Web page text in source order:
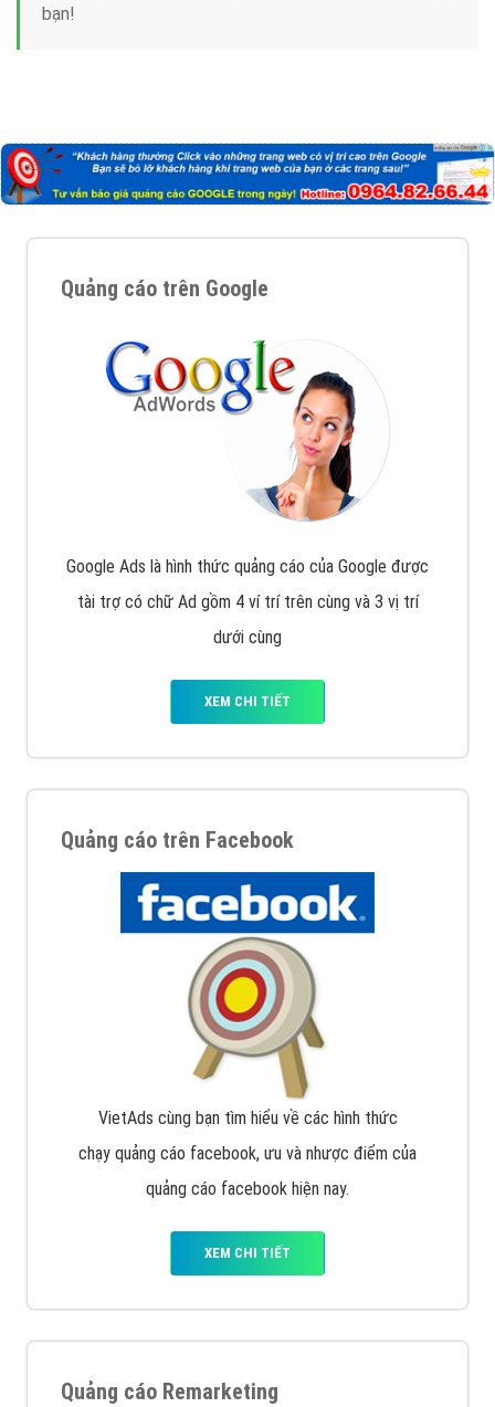
bạn!
Quảng cáo trên Google
Google Ads là hình thức quảng cáo của Google được
tài trợ có chữ Ad gồm 4 ví trí trên cùng và 3 vị trí
dưới cùng
XEM CHI TIẾT
Quảng cáo trên Facebook
VietAds cùng bạn tìm hiểu về các hình thức
chạy quảng cáo facebook, ưu và nhược điểm của
quảng cáo facebook hiện nay.
XEM CHI TIẾT
Quảng cáo Remarketing